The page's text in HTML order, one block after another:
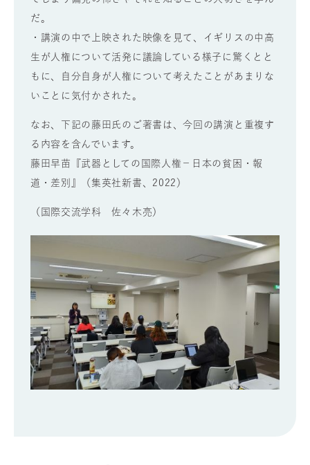
だ。
・講演の中で上映された映像を見て、イギリスの中高
生が人権について活発に議論している様子に驚くとと
もに、自分自身が人権について考えたことがあまりな
いことに気付かされた。
なお、下記の藤田氏のご著書は、今回の講演と重複す
る内容を含んでいます。
藤田早苗『武器としての国際人権－日本の貧困・報
道・差別』（集英社新書、2022）
（国際交流学科 佐々木亮）